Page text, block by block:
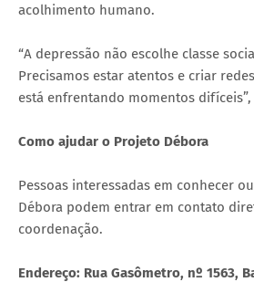
acolhimento humano.
“A depressão não escolhe classe
Precisamos estar atentos e criar
está enfrentando momentos difíceis”,
Como ajudar o Projeto Débora
Pessoas interessadas em conhecer
Débora podem entrar em contato
coordenação.
Endereço: Rua Gasômetro, nº 1563,